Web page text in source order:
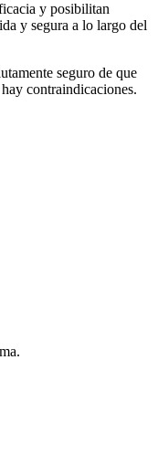
y posibilitan
y segura a lo largo del
seguro de que
contraindicaciones.